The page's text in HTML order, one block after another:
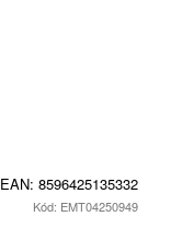
EAN: 8596425135332
Kód: EMT04250949